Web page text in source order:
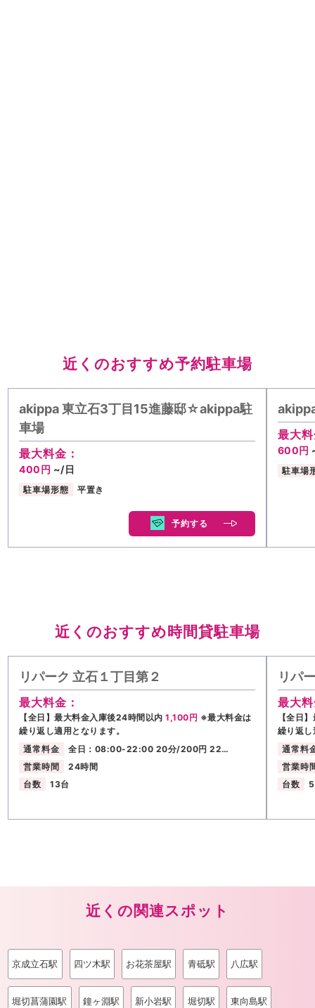
近くのおすすめ予約駐車場
akippa 東立石3丁目15進藤邸☆akippa駐
車場
最大料金：
400円 ~/日
駐車場形態 平置き
予約する
最大
600円
駐車場
近くのおすすめ時間貸駐車場
リパーク 立石１丁目第２
最大料金：
【全日】最大料金入庫後24時間以内1,100円 ※最大料金は
繰り返し適用となります。
通常料金
全日：08:00-22:00 20分/200円 22…
営業時間
24時間
台数
13台
リパ
最大
【全日
繰り返
通常料
営業時
台数
近くの関連スポット
京成立石駅 四ツ木駅 お花茶屋駅 青砥駅 八広駅
堀切菖蒲園駅 鐘ヶ淵駅 新小岩駅 堀切駅 東向島駅